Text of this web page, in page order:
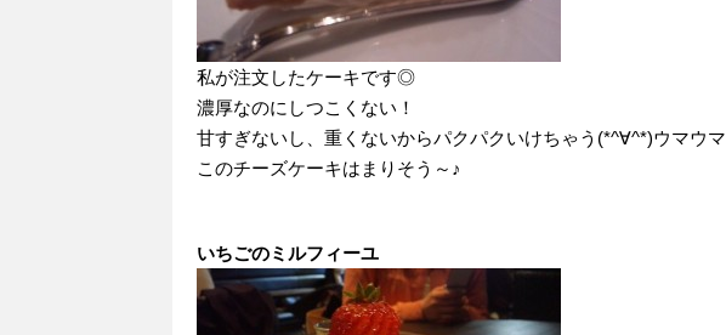
私が注文したケーキです◎
濃厚なのにしつこくない！
甘すぎないし、重くないからパクパクいけちゃう(*^∀^*)ウマウマ
このチーズケーキはまりそう～♪
いちごのミルフィーユ